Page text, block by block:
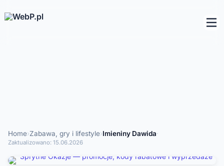
Home›Zabawa, gry i lifestyle›Imieniny Dawida·
Zaktualizowano: 15.06.2026